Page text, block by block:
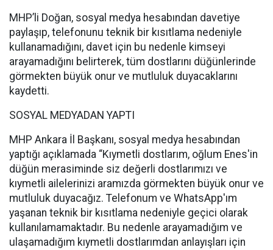
MHP’li Doğan, sosyal medya hesabından davetiye
paylaşıp, telefonunu teknik bir kısıtlama nedeniyle
kullanamadığını, davet için bu nedenle kimseyi
arayamadığını belirterek, tüm dostlarını düğünlerinde
görmekten büyük onur ve mutluluk duyacaklarını
kaydetti.
SOSYAL MEDYADAN YAPTI
MHP Ankara İl Başkanı, sosyal medya hesabından
yaptığı açıklamada “Kıymetli dostlarım, oğlum Enes'in
düğün merasiminde siz değerli dostlarımızı ve
kıymetli ailelerinizi aramızda görmekten büyük onur ve
mutluluk duyacağız. Telefonum ve WhatsApp'ım
yaşanan teknik bir kısıtlama nedeniyle geçici olarak
kullanılamamaktadır. Bu nedenle arayamadığım ve
ulaşamadığım kıymetli dostlarımdan anlayışları için